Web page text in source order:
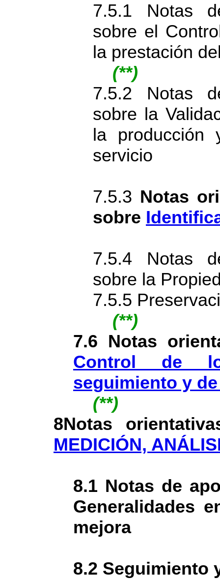
7.5.1 Notas
sobre el
la prestación
(**)
7.5.2 Notas
sobre la
la producción
servicio
7.5.3 Notas
sobre
7.5.4 Notas
sobre la
7.5.5
(**)
7.6 Notas
Control de
seguimiento y
(**)
8Notas
MEDICIÓN,
8.1 Notas de
Generalidades
mejora
8.2 Seguimiento